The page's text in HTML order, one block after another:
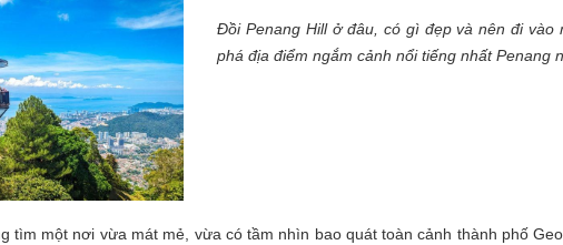
Đồi Penang Hill ở đâu, có gì đẹp và nên đi vào
phá địa điểm ngắm cảnh nổi tiếng nhất Penang
tìm một nơi vừa mát mẻ, vừa có tầm nhìn bao quát toàn cảnh thành phố